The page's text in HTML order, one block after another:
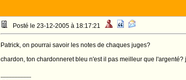
Posté le 23-12-2005 à 18:17:21
Patrick, on pourrai savoir les notes de chaques juges?
chardon, ton chardonneret bleu n'est il pas meilleur que
--------------------